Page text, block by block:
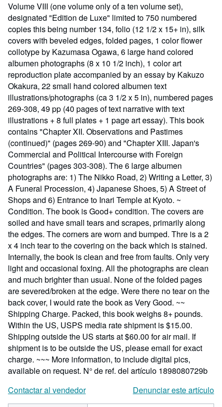
Volume VIII (one volume only of a ten volume set),
designated "Edition de Luxe" limited to 750 numbered
copies this being number 134, folio (12 1/2 x 15+ in), silk
covers with beveled edges, folded pages, 1 color flower
collotype by Kazumasa Ogawa, 6 large hand colored
albumen photographs (8 x 10 1/2 inch), 1 color art
reproduction plate accompanied by an essay by Kakuzo
Okakura, 22 small hand colored albumen text
illustrations/photographs (ca 3 1/2 x 5 in), numbered pages
269-308, 49 pp (40 pages of text narrative with text
illustrations + 8 full plates + 1 page art essay). This book
contains "Chapter XII. Observations and Pastimes
(continued)" (pages 269-90) and "Chapter XIII. Japan's
Commercial and Political Intercourse with Foreign
Countries" (pages 303-308). The 6 large albumen
photographs are: 1) The Nikko Road, 2) Writing a Letter, 3)
A Funeral Procession, 4) Japanese Shoes, 5) A Street of
Shops and 6) Entrance to Inari Temple at Kyoto. ~
Condition. The book is Good+ condition. The covers are
soiled and have small tears and scrapes, primarily along
the edges. The corners are worn and bumped. Thre is a 2
x 4 inch tear to the covering on the back which is stained.
Internally, the book is clean and free from faults. Only very
light and occasional foxing. All the photographs are clean
and much brighter than usual. None of the folded pages
are severed/broken at the edge. Were there no tear on the
back cover, I would rate the book as Very Good. ~~
Shipping Charge. Packed, this book weighs 8+ pounds.
Within the US, USPS media rate shipment is $15.00.
Shipping outside the US starts at $60.00 for air mail. If
shipment is to be outside the US, please email for exact
charge. ~~~ More information, to include digital pics,
available on request. N° de ref. del artículo 1898080729b
Contactar al vendedor
Denunciar este artículo